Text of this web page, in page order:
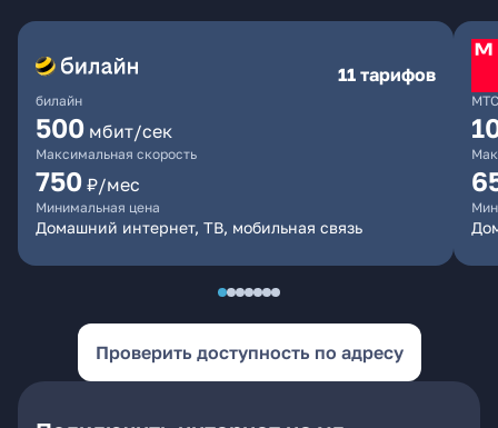
билайн
11 тарифов
500 мбит/сек
Максимальная скорость
750 ₽/мес
Минимальная цена
Домашний интернет, ТВ, мобильная связь
МТС
Проверить доступность по адресу